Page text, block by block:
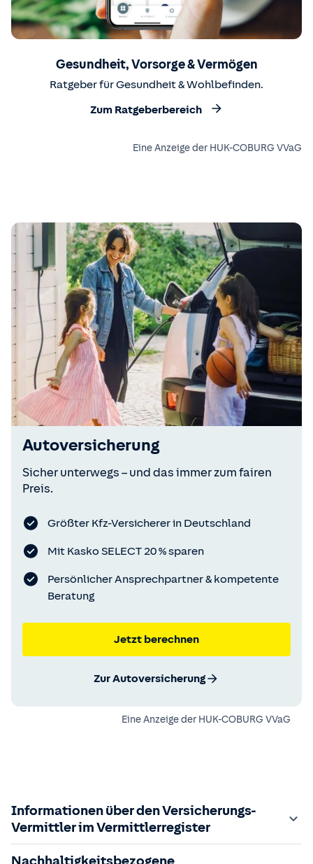
Gesundheit, Vorsorge & Vermögen
Ratgeber für Gesundheit & Wohlbefinden.
Zum Ratgeberbereich
Eine Anzeige der HUK-COBURG VVaG
Autoversicherung
Sicher unterwegs – und das immer zum fairen
Preis.
Größter Kfz-Versicherer in Deutschland
Mit Kasko SELECT 20 % sparen
Persönlicher Ansprechpartner & kompetente
Beratung
Jetzt berechnen
Zur Autoversicherung
Eine Anzeige der HUK-COBURG VVaG
Informationen über den Versicherungs-
Vermittler im Vermittlerregister
Zuständige Aufsichtsbehörde:
Nachhaltigkeitsbezogene